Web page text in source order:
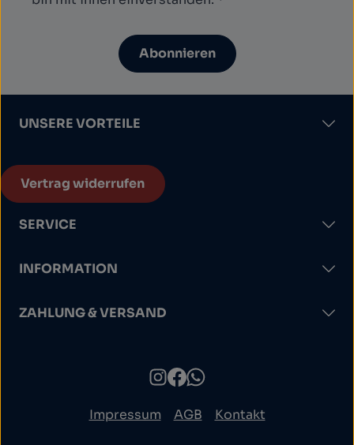
Abonnieren
UNSERE VORTEILE
Vertrag widerrufen
SERVICE
INFORMATION
ZAHLUNG & VERSAND
Impressum AGB Kontakt